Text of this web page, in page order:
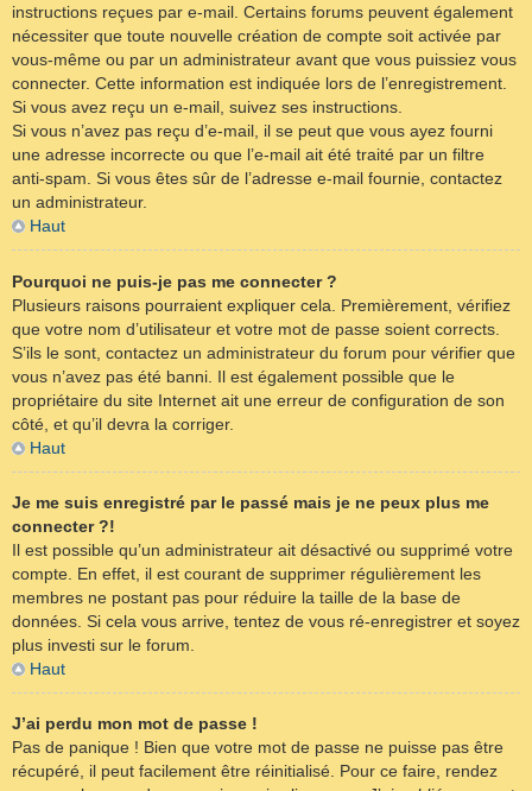
instructions reçues par e-mail. Certains forums peuvent également
nécessiter que toute nouvelle création de compte soit activée par
vous-même ou par un administrateur avant que vous puissiez vous
connecter. Cette information est indiquée lors de l’enregistrement.
Si vous avez reçu un e-mail, suivez ses instructions.
Si vous n’avez pas reçu d’e-mail, il se peut que vous ayez fourni
une adresse incorrecte ou que l’e-mail ait été traité par un filtre
anti-spam. Si vous êtes sûr de l’adresse e-mail fournie, contactez
un administrateur.
Haut
Pourquoi ne puis-je pas me connecter ?
Plusieurs raisons pourraient expliquer cela. Premièrement, vérifiez
que votre nom d’utilisateur et votre mot de passe soient corrects.
S’ils le sont, contactez un administrateur du forum pour vérifier que
vous n’avez pas été banni. Il est également possible que le
propriétaire du site Internet ait une erreur de configuration de son
côté, et qu’il devra la corriger.
Haut
Je me suis enregistré par le passé mais je ne peux plus me
connecter ?!
Il est possible qu’un administrateur ait désactivé ou supprimé votre
compte. En effet, il est courant de supprimer régulièrement les
membres ne postant pas pour réduire la taille de la base de
données. Si cela vous arrive, tentez de vous ré-enregistrer et soyez
plus investi sur le forum.
Haut
J’ai perdu mon mot de passe !
Pas de panique ! Bien que votre mot de passe ne puisse pas être
récupéré, il peut facilement être réinitialisé. Pour ce faire, rendez